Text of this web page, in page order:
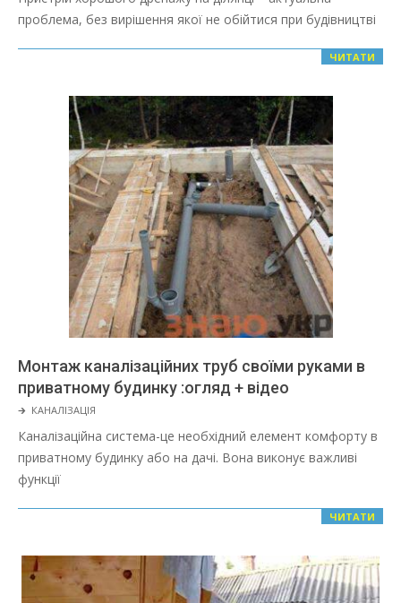
01
проблема, без вирішення якої не обійтися при будівництві
ЧИТАТИ
Монтаж каналізаційних труб своїми руками в
приватному будинку :огляд + відео
2022-
02-
01
🡲 КАНАЛІЗАЦІЯ
Каналізаційна система-це необхідний елемент комфорту в
приватному будинку або на дачі. Вона виконує важливі
функції
ЧИТАТИ